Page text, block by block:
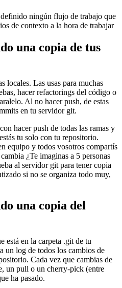
ningún flujo de trabajo que
de contexto a la hora de trabajar
una copia de tus
locales. Las usas para muchas
hacer refactorings del código o
Al no hacer push, de estas
en tu servidor git.
hacer push de todas las ramas y
tu solo con tu repositorio.
equipo y todos vosotros compartís
¿Te imaginas a 5 personas
al servidor git para tener copia
si no se organiza todo muy,
una copia del
está en la carpeta .git de tu
un log de todos los cambios de
Cada vez que cambias de
un pull o un cherry-pick (entre
ha pasado.